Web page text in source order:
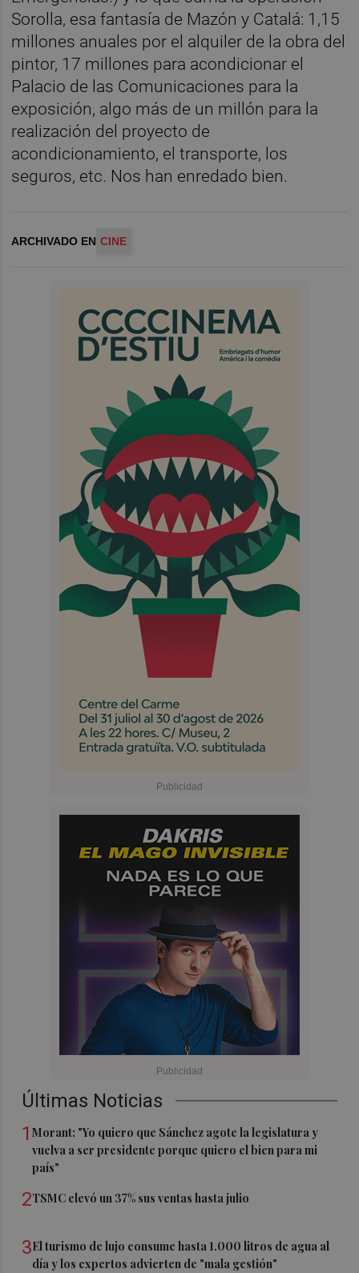
Últimas Noticias
1Morant: "Yo quiero que Sánchez agote la legislatura y
vuelva a ser presidente porque quiero el bien para mi
país"
2TSMC elevó un 37% sus ventas hasta julio
3El turismo de lujo consume hasta 1.000 litros de agua al
día y los expertos advierten de "mala gestión"
Sorolla, esa fantasía de Mazón y Catalá: 1,15
millones anuales por el alquiler de la obra del
pintor, 17 millones para acondicionar el
Palacio de las Comunicaciones para la
exposición, algo más de un millón para la
realización del proyecto de
acondicionamiento, el transporte, los
seguros, etc. Nos han enredado bien.
ARCHIVADO EN CINE